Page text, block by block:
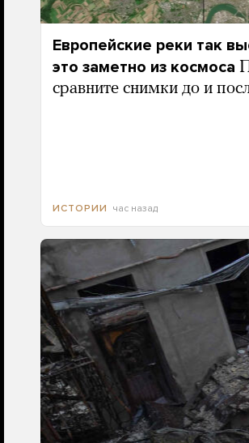
Европейские реки так
это заметно из космоса
сравните снимки до и
ИСТОРИИ час назад